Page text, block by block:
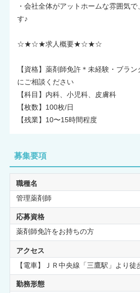
・会社全体がアットホームな雰囲気
す♪
☆★☆★求人概要★☆★☆
【資格】薬剤師免許＊未経験・ブラ
にご相談ください
【科目】内科、小児科、皮膚科
【枚数】100枚/日
【残業】10〜15時間程度
募集要項
職種名
管理薬剤師
応募資格
薬剤師免許をお持ちの方
アクセス
【電車】ＪＲ中央線「三鷹駅」より徒
勤務形態